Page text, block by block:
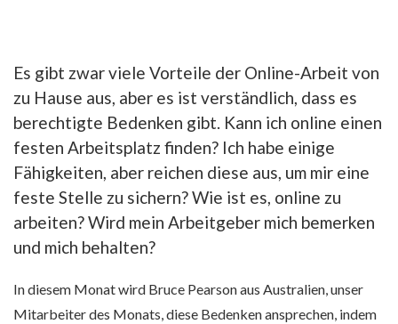
Es gibt zwar viele Vorteile der Online-Arbeit von
zu Hause aus, aber es ist verständlich, dass es
berechtigte Bedenken gibt. Kann ich online einen
festen Arbeitsplatz finden? Ich habe einige
Fähigkeiten, aber reichen diese aus, um mir eine
feste Stelle zu sichern? Wie ist es, online zu
arbeiten? Wird mein Arbeitgeber mich bemerken
und mich behalten?
In diesem Monat wird Bruce Pearson aus Australien, unser
Mitarbeiter des Monats, diese Bedenken ansprechen, indem